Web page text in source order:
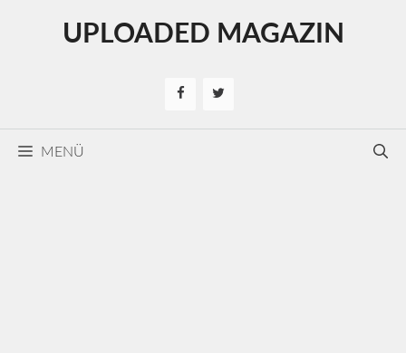
UPLOADED MAGAZIN
MENÜ